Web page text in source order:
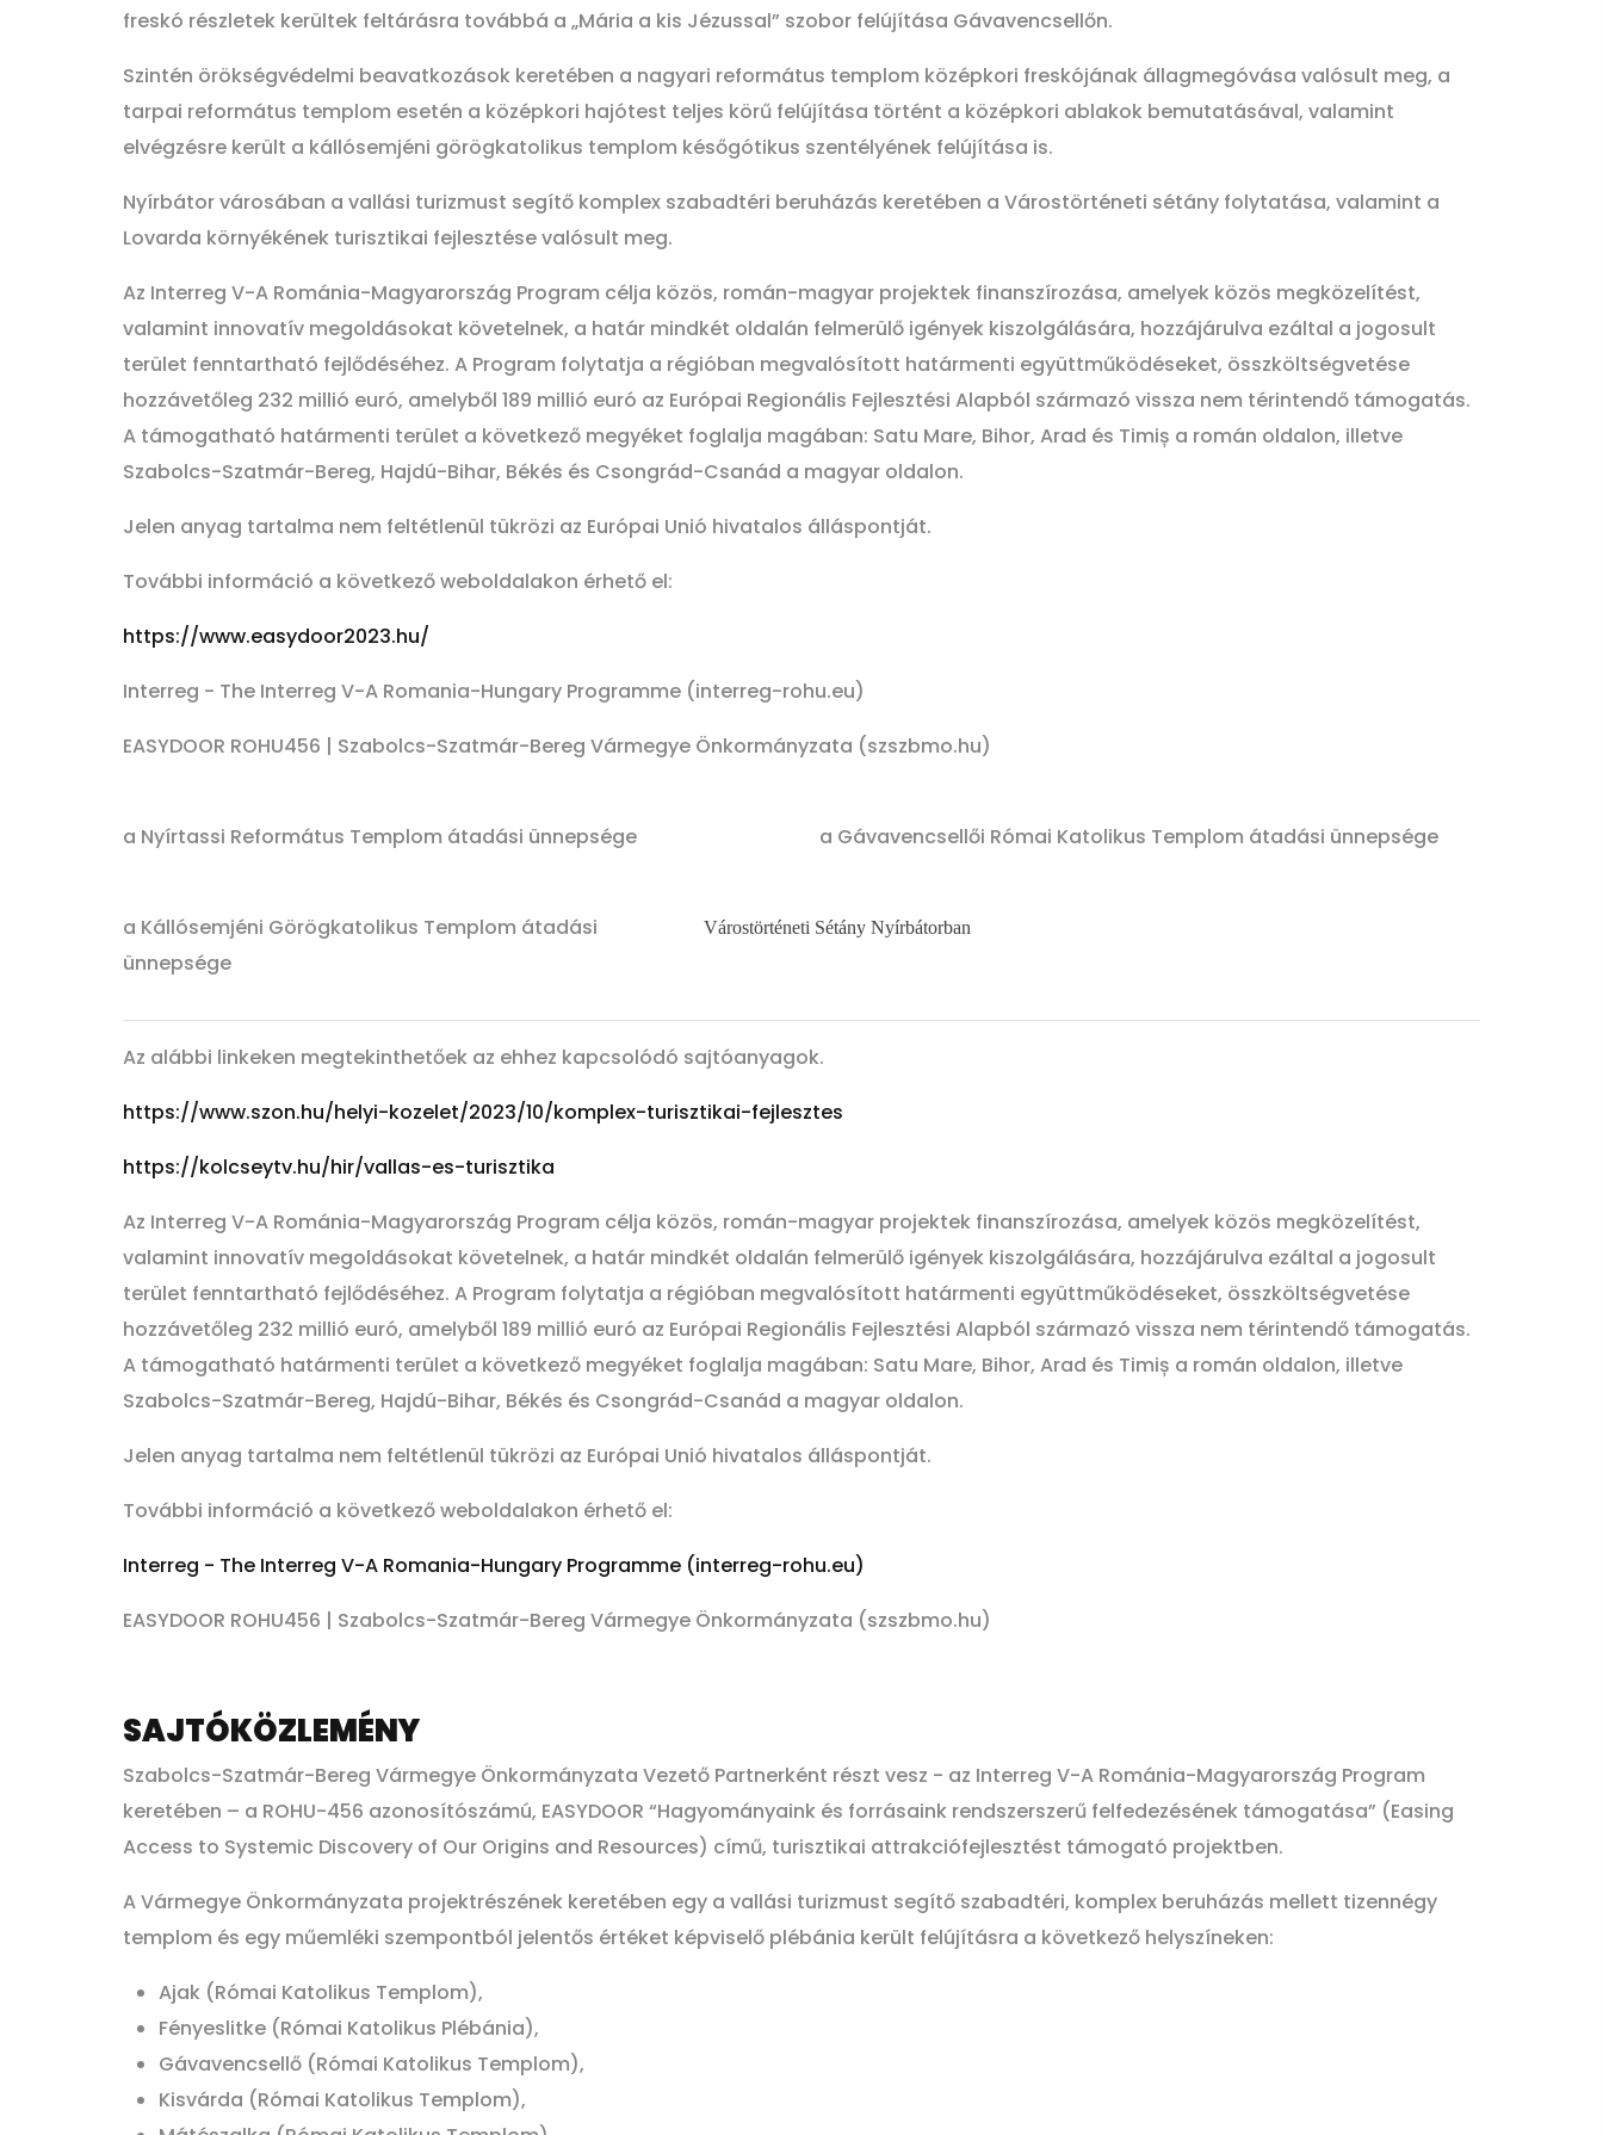
freskó részletek kerültek feltárásra továbbá a „Mária a kis Jézussal” szobor felújítása Gávavencsellőn.
Szintén örökségvédelmi beavatkozások keretében a nagyari református templom középkori freskójának állagmegóvása valósult meg, a
tarpai református templom esetén a középkori hajótest teljes körű felújítása történt a középkori ablakok bemutatásával, valamint
elvégzésre került a kállósemjéni görögkatolikus templom későgótikus szentélyének felújítása is.
Nyírbátor városában a vallási turizmust segítő komplex szabadtéri beruházás keretében a Várostörténeti sétány folytatása, valamint a
Lovarda környékének turisztikai fejlesztése valósult meg.
Az Interreg V-A Románia-Magyarország Program célja közös, román-magyar projektek finanszírozása, amelyek közös megközelítést,
valamint innovatív megoldásokat követelnek, a határ mindkét oldalán felmerülő igények kiszolgálására, hozzájárulva ezáltal a jogosult
terület fenntartható fejlődéséhez. A Program folytatja a régióban megvalósított határmenti együttműködéseket, összköltségvetése
hozzávetőleg 232 millió euró, amelyből 189 millió euró az Európai Regionális Fejlesztési Alapból származó vissza nem térintendő támogatás.
A támogatható határmenti terület a következő megyéket foglalja magában: Satu Mare, Bihor, Arad és Timiș a román oldalon, illetve
Szabolcs-Szatmár-Bereg, Hajdú-Bihar, Békés és Csongrád-Csanád a magyar oldalon.
Jelen anyag tartalma nem feltétlenül tükrözi az Európai Unió hivatalos álláspontját.
További információ a következő weboldalakon érhető el:
https://www.easydoor2023.hu/
Interreg - The Interreg V-A Romania-Hungary Programme (interreg-rohu.eu)
EASYDOOR ROHU456 | Szabolcs-Szatmár-Bereg Vármegye Önkormányzata (szszbmo.hu)
a Nyírtassi Református Templom átadási ünnepsége a Gávavencsellői Római Katolikus Templom átadási ünnepsége
a Kállósemjéni Görögkatolikus Templom átadási
ünnepsége
Várostörténeti Sétány Nyírbátorban
Az alábbi linkeken megtekinthetőek az ehhez kapcsolódó sajtóanyagok.
https://www.szon.hu/helyi-kozelet/2023/10/komplex-turisztikai-fejlesztes
https://kolcseytv.hu/hir/vallas-es-turisztika
Az Interreg V-A Románia-Magyarország Program célja közös, román-magyar projektek finanszírozása, amelyek közös megközelítést,
valamint innovatív megoldásokat követelnek, a határ mindkét oldalán felmerülő igények kiszolgálására, hozzájárulva ezáltal a jogosult
terület fenntartható fejlődéséhez. A Program folytatja a régióban megvalósított határmenti együttműködéseket, összköltségvetése
hozzávetőleg 232 millió euró, amelyből 189 millió euró az Európai Regionális Fejlesztési Alapból származó vissza nem térintendő támogatás.
A támogatható határmenti terület a következő megyéket foglalja magában: Satu Mare, Bihor, Arad és Timiș a román oldalon, illetve
Szabolcs-Szatmár-Bereg, Hajdú-Bihar, Békés és Csongrád-Csanád a magyar oldalon.
Jelen anyag tartalma nem feltétlenül tükrözi az Európai Unió hivatalos álláspontját.
További információ a következő weboldalakon érhető el:
Interreg - The Interreg V-A Romania-Hungary Programme (interreg-rohu.eu)
EASYDOOR ROHU456 | Szabolcs-Szatmár-Bereg Vármegye Önkormányzata (szszbmo.hu)
SAJTÓKÖZLEMÉNY
Szabolcs-Szatmár-Bereg Vármegye Önkormányzata Vezető Partnerként részt vesz - az Interreg V-A Románia-Magyarország Program
keretében – a ROHU-456 azonosítószámú, EASYDOOR “Hagyományaink és forrásaink rendszerszerű felfedezésének támogatása” (Easing
Access to Systemic Discovery of Our Origins and Resources) című, turisztikai attrakciófejlesztést támogató projektben.
A Vármegye Önkormányzata projektrészének keretében egy a vallási turizmust segítő szabadtéri, komplex beruházás mellett tizennégy
templom és egy műemléki szempontból jelentős értéket képviselő plébánia került felújításra a következő helyszíneken:
Ajak (Római Katolikus Templom),
Fényeslitke (Római Katolikus Plébánia),
Gávavencsellő (Római Katolikus Templom),
Kisvárda (Római Katolikus Templom),